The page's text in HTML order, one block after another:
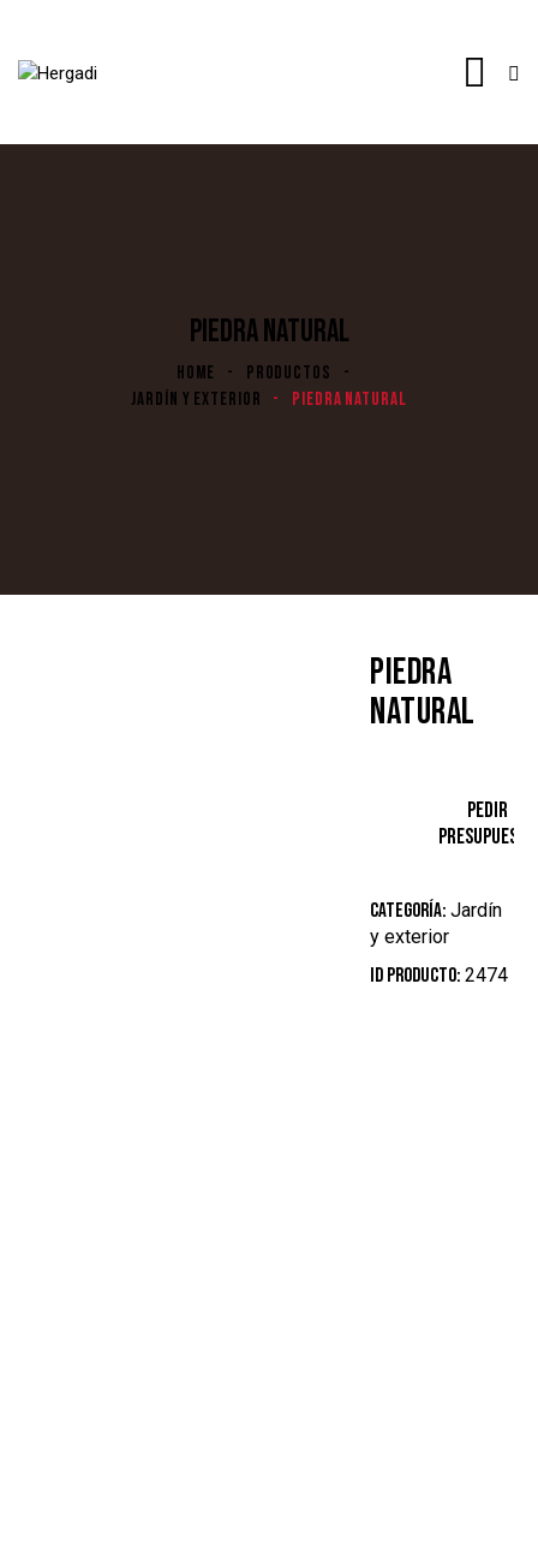
PIEDRA NATURAL
HOME
PRODUCTOS
JARDÍN Y EXTERIOR
PIEDRA NATURAL
PIEDRA
NATURAL
Categoría:Jardín
y exterior
ID producto:2474